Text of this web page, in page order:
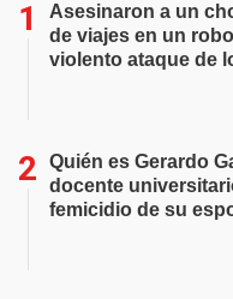
Asesinaron a un
de viajes en un
violento ataque de
Quién es Gerardo
docente
femicidio de su